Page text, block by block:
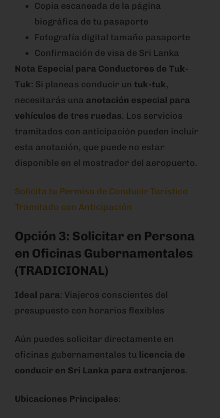
Copia escaneada de la página
biográfica de tu pasaporte
Fotografía digital tamaño pasaporte
Confirmación de visa de Sri Lanka
Nota Especial para Conductores de Tuk-
Tuk: Si planeas conducir un tuk-tuk,
necesitarás una anotación especial para
vehículos de tres ruedas. Los servicios
tramitados con anticipación pueden incluir
esta anotación, que puede no estar
disponible en el mostrador del aeropuerto.
Solicita tu Permiso de Conducir Turístico
Tramitado con Anticipación
Opción 3: Solicitar en Persona
en Oficinas Gubernamentales
(TRADICIONAL)
Ideal para: Viajeros conscientes del
presupuesto con horarios flexibles
Aún puedes solicitar directamente en
oficinas gubernamentales tu licencia de
conducir en Sri Lanka para extranjeros.
Ubicaciones Principales: